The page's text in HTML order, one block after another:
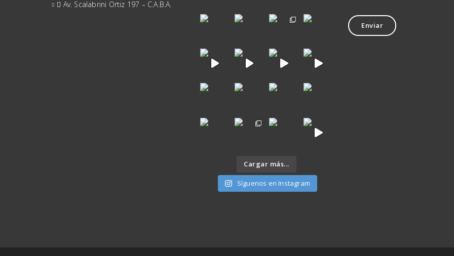
Av. Scalabrini Ortiz 197 – C.A.B.A.
Cargar más...
Síguenos en Instagram